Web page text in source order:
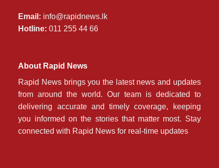
Email: info@rapidnews.lk
Hotline: 011 255 44 66
About Rapid News
Rapid News brings you the latest news and updates
from around the world. Our team is dedicated to
delivering accurate and timely coverage, keeping
you informed on the stories that matter most. Stay
connected with Rapid News for real-time updates